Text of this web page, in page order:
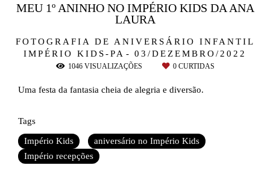
FOTOGRAFIA DE ANIVERSÁRIO INFANTIL
IMPÉRIO KIDS-PA
03/DEZEMBRO/2022
MEU 1º ANINHO NO IMPÉRIO KIDS DA ANA
LAURA
1046VISUALIZAÇÕES 0CURTIDAS
Uma festa da fantasia cheia de alegria e diversão.
Tags
Império Kids
aniversário no Império Kids
Império recepções